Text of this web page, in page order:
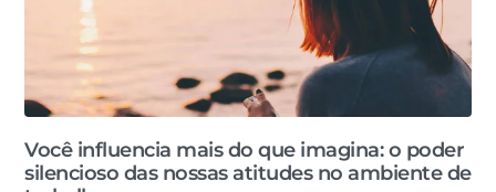
Você influencia mais do que imagina: o poder
silencioso das nossas atitudes no ambiente de